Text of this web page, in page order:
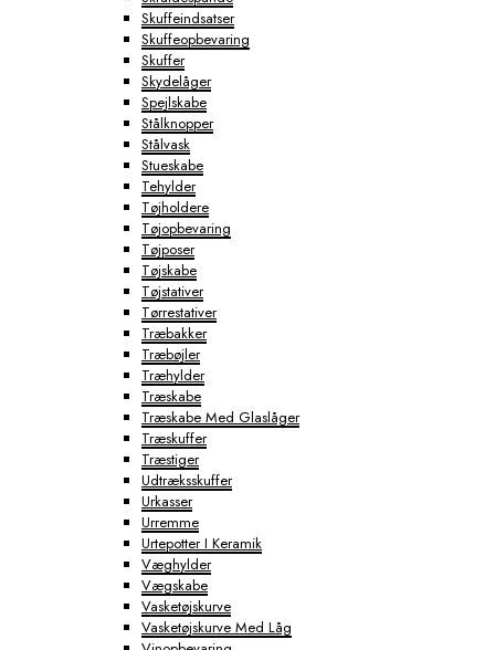
Skuffeindsatser
Skuffeopbevaring
Skuffer
Skydelåger
Spejlskabe
Stålknopper
Stålvask
Stueskabe
Tehylder
Tøjholdere
Tøjopbevaring
Tøjposer
Tøjskabe
Tøjstativer
Tørrestativer
Træbakker
Træbøjler
Træhylder
Træskabe
Træskabe Med Glaslåger
Træskuffer
Træstiger
Udtræksskuffer
Urkasser
Urremme
Urtepotter I Keramik
Væghylder
Vægskabe
Vasketøjskurve
Vasketøjskurve Med Låg